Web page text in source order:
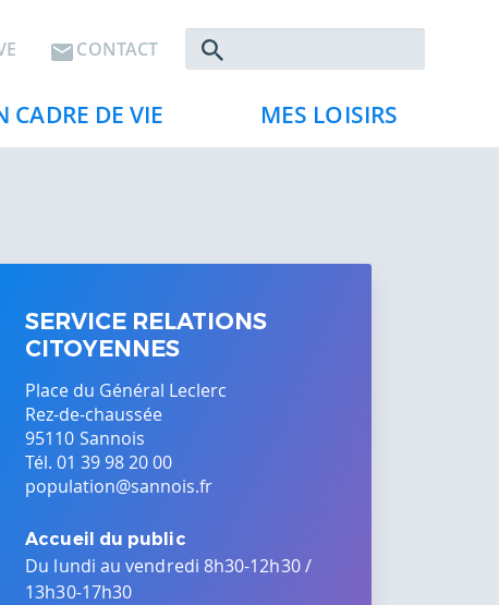
Rechercher
CONTACT
CADRE DE VIE MES LOISIRS
SERVICE RELATIONS
CITOYENNES
Place du Général Leclerc
Rez-de-chaussée
95110 Sannois
Tél. 01 39 98 20 00
population@sannois.fr
Accueil du public
Du lundi au vendredi 8h30-12h30 /
13h30-17h30